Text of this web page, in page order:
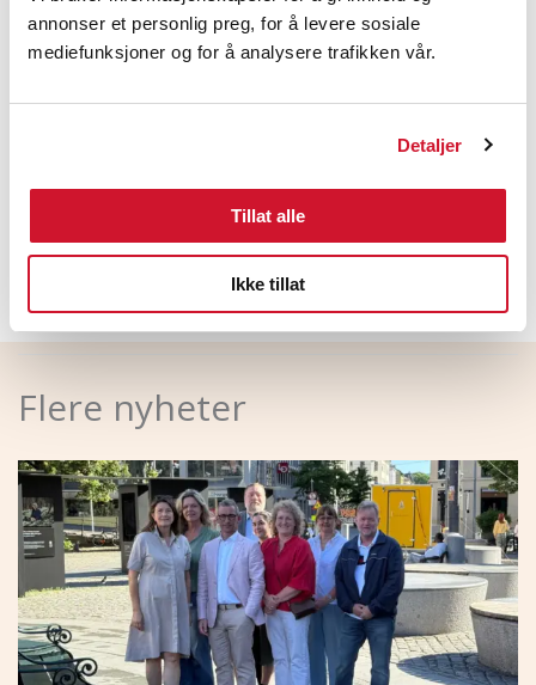
annonser et personlig preg, for å levere sosiale
mediefunksjoner og for å analysere trafikken vår.
Detaljer
Tillat alle
Ikke tillat
Vardia Forsikring AS avd Sortland
DNB
Facebook
Flere nyheter